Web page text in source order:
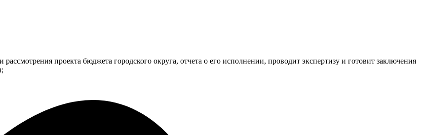
проекта бюджета городского округа, отчета о его исполнении, проводит экспертизу и готовит заключения